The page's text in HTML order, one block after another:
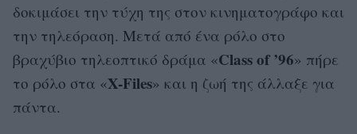
δοκιμάσει την τύχη της στον κινηματογράφο και
την τηλεόραση. Μετά από ένα ρόλο στο
βραχύβιο τηλεοπτικό δράμα «Class of ’96» πήρε
το ρόλο στα «X-Files» και η ζωή της άλλαξε για
πάντα.